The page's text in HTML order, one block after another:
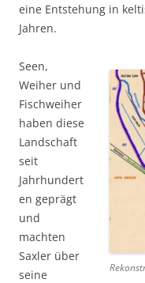
eine Entstehung in
Jahren.
Seen,
Weiher und
Fischweiher
haben diese
Landschaft
seit
Jahrhundert
en geprägt
und
machten
Saxler über
seine